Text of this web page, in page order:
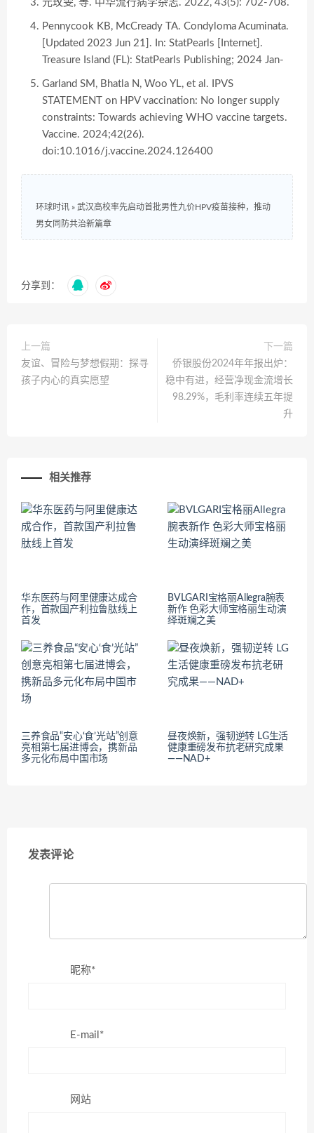
元玫雯, 等. 中华流行病学杂志. 2022, 43(5): 702-708.
Pennycook KB, McCready TA. Condyloma Acuminata.
[Updated 2023 Jun 21]. In: StatPearls [Internet].
Treasure Island (FL): StatPearls Publishing; 2024 Jan-
Garland SM, Bhatla N, Woo YL, et al. IPVS
STATEMENT on HPV vaccination: No longer supply
constraints: Towards achieving WHO vaccine targets.
Vaccine. 2024;42(26).
doi:10.1016/j.vaccine.2024.126400
环球时讯 » 武汉高校率先启动首批男性九价HPV疫苗接种，推动
男女同防共治新篇章
分享到：
上一篇
友谊、冒险与梦想假期：探寻
孩子内心的真实愿望
下一篇
侨银股份2024年年报出炉：
稳中有进，经营净现金流增长
98.29%，毛利率连续五年提
升
相关推荐
华东医药与阿里健康达成合
作，首款国产利拉鲁肽线上
首发
BVLGARI宝格丽Allegra腕表
新作 色彩大师宝格丽生动演
绎斑斓之美
三养食品“安心‘食’光站”创意
亮相第七届进博会，携新品
多元化布局中国市场
昼夜焕新，强韧逆转 LG生活
健康重磅发布抗老研究成果
——NAD+
发表评论
昵称*
E-mail*
网站